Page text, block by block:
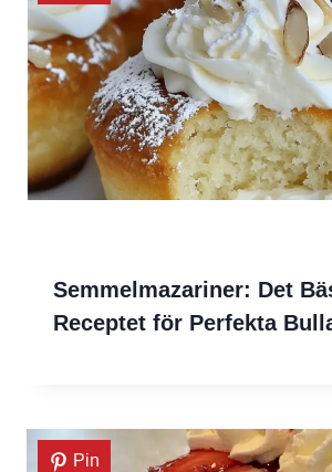
Semmelmazariner: Det
Receptet för Perfekta
Pin